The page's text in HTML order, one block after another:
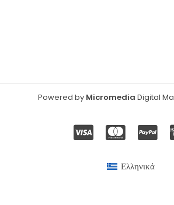
Powered by Micromedia Digital
Ελληνικά